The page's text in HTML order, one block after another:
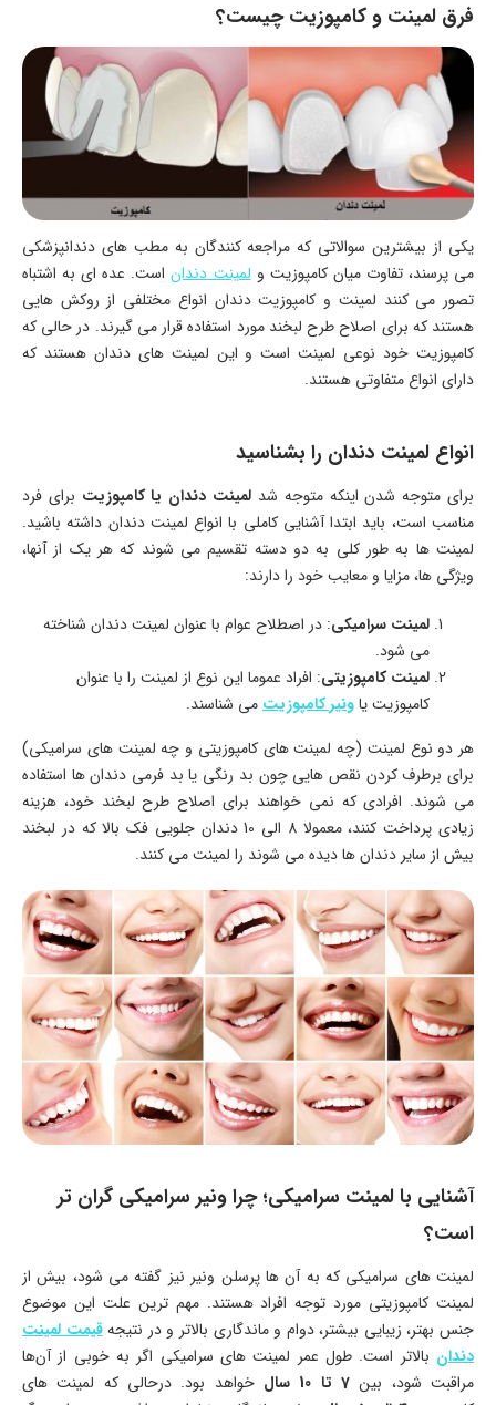
فرق لمینت و کامپوزیت چیست؟
یکی از بیشترین سوالاتی که مراجعه کنندگان به مطب‌ های دندانپزشکی
می‌ پرسند، تفاوت میان کامپوزیت ولمینت دنداناست. عده‌ ای به اشتباه
تصور می‌ کنند لمینت و کامپوزیت دندان انواع مختلفی از روکش‌ هایی
هستند که برای اصلاح طرح لبخند مورد استفاده قرار می‌ گیرند. در حالی که
کامپوزیت خود نوعی لمینت است و این لمینت‌ های دندان هستند که
دارای انواع متفاوتی هستند.
انواع لمینت دندان را بشناسید
برای متوجه شدن اینکه متوجه شد لمینت دندان یا کامپوزیت برای فرد
مناسب است، باید ابتدا آشنایی کاملی با انواع لمینت دندان داشته باشید.
لمینت‌ ها به طور کلی به دو دسته تقسیم می‌ شوند که هر یک از آنها،
ویژگی‌ ها، مزایا و معایب خود را دارند:
لمینت سرامیکی: در اصطلاح عوام با عنوان لمینت دندان شناخته
می‌ شود.
لمینت کامپوزیتی: افراد عموما این نوع از لمینت را با عنوان
کامپوزیت یاونیر کامپوزیتمی‌ شناسند.
هر دو نوع لمینت (چه لمینت‌ های کامپوزیتی و چه لمینت‌ های سرامیکی)
برای برطرف کردن نقص‌ هایی چون بد رنگی یا بد فرمی دندان‌ ها استفاده
می‌ شوند. افرادی که نمی‌ خواهند برای اصلاح طرح لبخند خود، هزینه
زیادی پرداخت کنند، معمولا 8 الی 10 دندان جلویی فک بالا که در لبخند
بیش از سایر دندان‌ ها دیده می‌ شوند را لمینت می‌ کنند.
آشنایی با لمینت سرامیکی؛ چرا ونیر سرامیکی گران‌ تر
است؟
لمینت‌ های سرامیکی که به آن‌ ها پرسلن ونیر نیز گفته می‌ شود، بیش از
لمینت کامپوزیتی مورد توجه افراد هستند. مهم‌ ترین علت این موضوع
جنس بهتر، زیبایی بیشتر، دوام و ماندگاری بالاتر و در نتیجهقیمت لمینت
دندان بالاتر است. طول عمر لمینت‌ های سرامیکی اگر به خوبی از آن‌ها
مراقبت شود، بین 7 تا 10 سال
خواهد بود. درحالی که لمینت‌ های